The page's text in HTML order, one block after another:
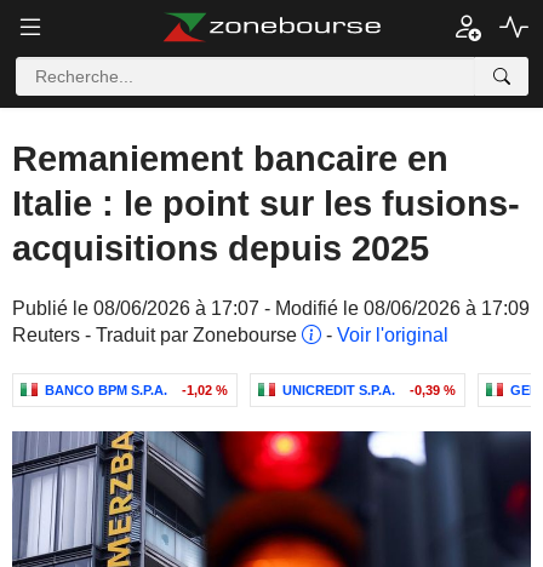
Remaniement bancaire en
Italie : le point sur les fusions-
acquisitions depuis 2025
Publié le 08/06/2026 à 17:07 - Modifié le 08/06/2026 à 17:09
Reuters - Traduit par Zonebourse
- Voir l'original
BANCO BPM S.P.A. -1,02 % UNICREDIT S.P.A. -0,39 %